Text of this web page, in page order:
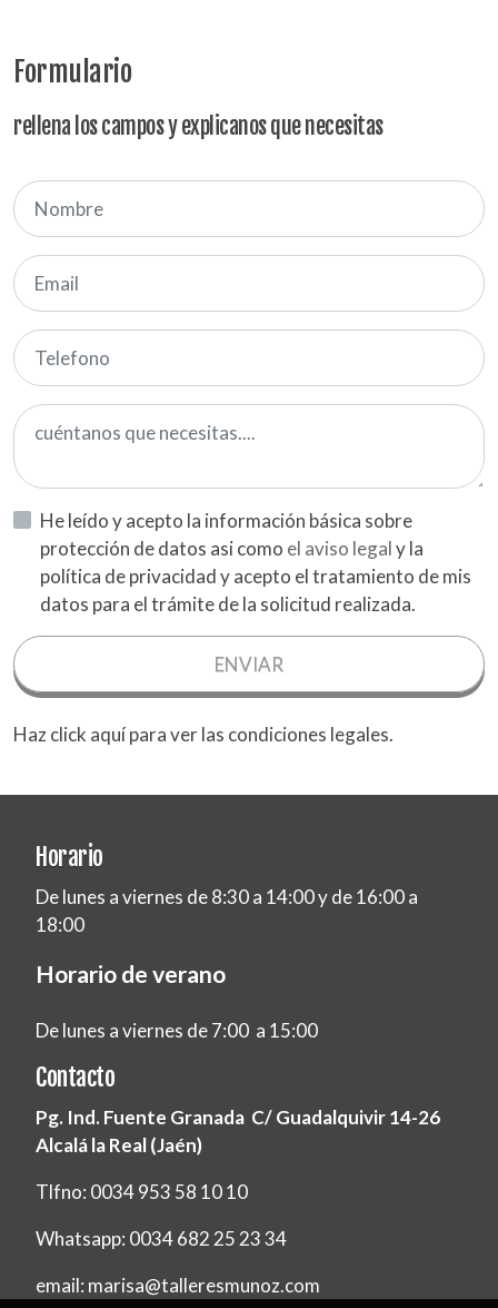
Formulario
rellena los campos y explicanos que necesitas
He leído y acepto la información básica sobre
protección de datos asi como el aviso legaly la
política de privacidad y acepto el tratamiento de mis
datos para el trámite de la solicitud realizada.
ENVIAR
Haz click aquí para ver las condiciones legales.
Horario
De lunes a viernes de 8:30 a 14:00 y de 16:00 a
18:00
Horario de verano
De lunes a viernes de 7:00 a 15:00
Contacto
Pg. Ind. Fuente Granada C/ Guadalquivir 14-26
Alcalá la Real (Jaén)
Tlfno: 0034 953 58 10 10
Whatsapp: 0034 682 25 23 34
email: marisa@talleresmunoz.com